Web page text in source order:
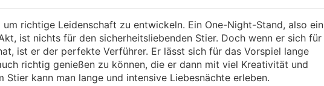
richtige Leidenschaft zu entwickeln. Ein One-Night-Stand, also ein
ist nichts für den sicherheitsliebenden Stier. Doch wenn er sich für
ist er der perfekte Verführer. Er lässt sich für das Vorspiel lange
richtig genießen zu können, die er dann mit viel Kreativität und
Stier kann man lange und intensive Liebesnächte erleben.